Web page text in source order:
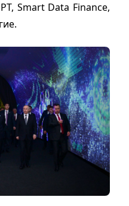
Smart Data Finance,